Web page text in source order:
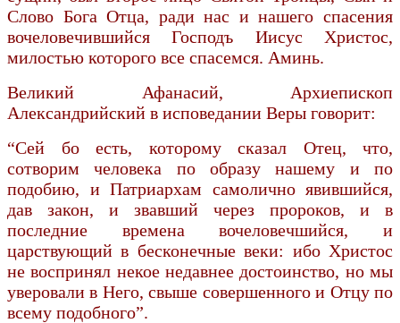
Слово Бога Отца, ради нас и нашего спасения
вочеловечившийся Господъ Иисус Христос,
милостью которого все спасемся. Аминь.
Великий Афанасий, Архиепископ
Александрийский в исповедании Веры говорит:
“Сей бо есть, которому сказал Отец, что,
сотворим человека по образу нашему и по
подобию, и Патриархам самолично явившийся,
дав закон, и звавший через пророков, и в
последние вре­мена вочеловечшийся, и
царствующий в бесконечные веки: ибо Христос
не воспринял некое недавнее достоинство, но мы
уверовали в Него, свыше совершенного и Отцу по
всему подобного”.